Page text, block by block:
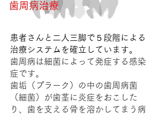
歯周病治療
患者さんと二人三脚で５段階による
治療システムを確立しています。
歯周病は細菌によって発症する感染
症です。
歯垢（プラーク）の中の歯周病菌
（細菌）が歯茎に炎症をおこした
り、歯を支える骨を溶かしてまう病